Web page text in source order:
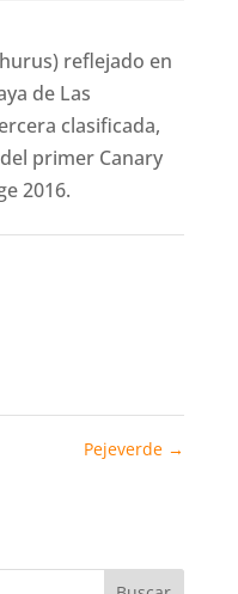
reflejado en
de Las
clasificada,
primer Canary
2016.
Pejeverde →